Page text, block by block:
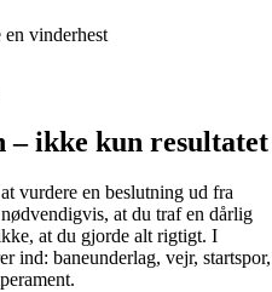
vinderhest
– ikke kun resultatet
vurdere en beslutning ud fra
at du traf en dårlig
at du gjorde alt rigtigt. I
ind: baneunderlag, vejr, startspor,